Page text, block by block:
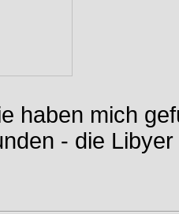
haben mich
- die